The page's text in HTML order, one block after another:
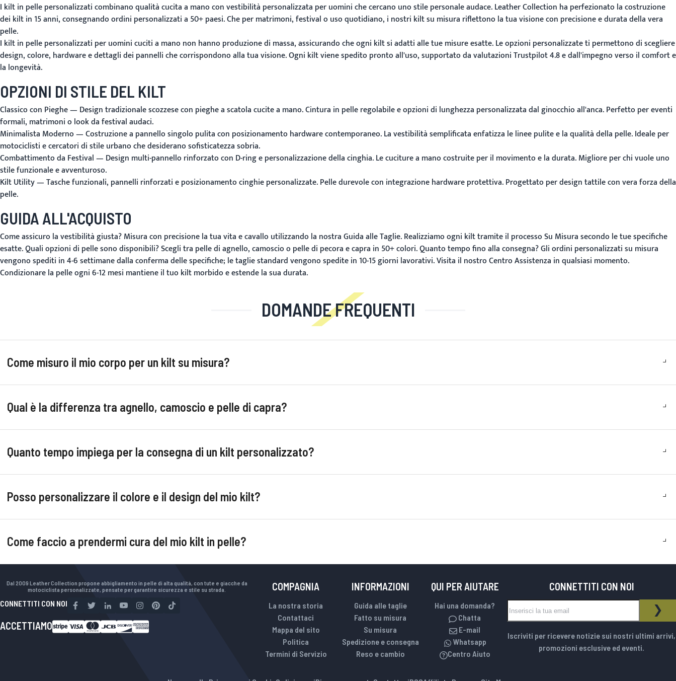
I kilt in pelle personalizzati combinano qualità cucita a mano con vestibilità personalizzata per uomini che cercano uno stile personale audace. Leather Collection ha perfezionato la costruzione
dei kilt in 15 anni, consegnando ordini personalizzati a 50+ paesi. Che per matrimoni, festival o uso quotidiano, i nostri kilt su misura riflettono la tua visione con precisione e durata della vera
pelle.
I kilt in pelle personalizzati per uomini cuciti a mano non hanno produzione di massa, assicurando che ogni kilt si adatti alle tue misure esatte. Le opzioni personalizzate ti permettono di scegliere
design, colore, hardware e dettagli dei pannelli che corrispondono alla tua visione. Ogni kilt viene spedito pronto all'uso, supportato da valutazioni Trustpilot 4.8 e dall'impegno verso il comfort e
la longevità.
OPZIONI DI STILE DEL KILT
Classico con Pieghe— Design tradizionale scozzese con pieghe a scatola cucite a mano. Cintura in pelle regolabile e opzioni di lunghezza personalizzata dal ginocchio all'anca. Perfetto per eventi
formali, matrimoni o look da festival audaci.
Minimalista Moderno— Costruzione a pannello singolo pulita con posizionamento hardware contemporaneo. La vestibilità semplificata enfatizza le linee pulite e la qualità della pelle. Ideale per
motociclisti e cercatori di stile urbano che desiderano sofisticatezza sobria.
Combattimento da Festival— Design multi-pannello rinforzato con D-ring e personalizzazione della cinghia. Le cuciture a mano costruite per il movimento e la durata. Migliore per chi vuole uno
stile funzionale e avventuroso.
Kilt Utility— Tasche funzionali, pannelli rinforzati e posizionamento cinghie personalizzate. Pelle durevole con integrazione hardware protettiva. Progettato per design tattile con vera forza della
pelle.
GUIDA ALL'ACQUISTO
Come assicuro la vestibilità giusta?Misura con precisione la tua vita e cavallo utilizzando la nostraGuida alle Taglie. Realizziamo ogni kilt tramite il processoSu Misurasecondo le tue specifiche
esatte.Quali opzioni di pelle sono disponibili?Scegli tra pelle di agnello, camoscio o pelle di pecora e capra in 50+ colori.Quanto tempo fino alla consegna?Gli ordini personalizzati su misura
vengono spediti in 4-6 settimane dalla conferma delle specifiche; le taglie standard vengono spedite in 10-15 giorni lavorativi. Visita il nostroCentro Assistenza in qualsiasi momento.
Condizionare la pelle ogni 6-12 mesi mantiene il tuo kilt morbido e estende la sua durata.
DOMANDE FREQUENTI
Come misuro il mio corpo per un kilt su misura?
Qual è la differenza tra agnello, camoscio e pelle di capra?
Quanto tempo impiega per la consegna di un kilt personalizzato?
Posso personalizzare il colore e il design del mio kilt?
Come faccio a prendermi cura del mio kilt in pelle?
Dal 2009 Leather Collection propone abbigliamento in pelle di alta qualità, con tute e giacche da
motociclista personalizzate, pensate per garantire sicurezza e stile su strada.
CONNETTITI CON NOI
ACCETTIAMO
COMPAGNIA
La nostra storia
Contattaci
Mappa del sito
Politica
Termini di Servizio
INFORMAZIONI
Guida alle taglie
Fatto su misura
Su misura
Spedizione e consegna
Reso e cambio
QUI PER AIUTARE
Hai una domanda?
Chatta
E-mail
Whatsapp
Centro Aiuto
CONNETTITI CON NOI
NEWSLETTER
Iscriviti per ricevere notizie sui nostri ultimi arrivi,
promozioni esclusive ed eventi.